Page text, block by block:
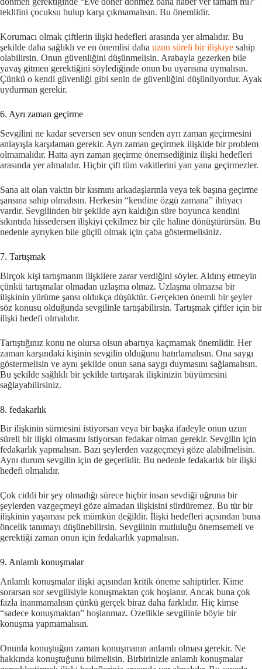
teklifini çocuksu bulup karşı çıkmamalısın. Bu önemlidir.
Korumacı olmak çiftlerin ilişki hedefleri arasında yer almalıdır. Bu
şekilde daha sağlıklı ve en önemlisi daha uzun süreli bir ilişkiye sahip
olabilirsin. Onun güvenliğini düşünmelisin. Arabayla gezerken bile
yavaş gitmen gerektiğini söylediğinde onun bu uyarısına uymalısın.
Çünkü o kendi güvenliği gibi senin de güvenliğini düşünüyordur. Ayak
uydurman gerekir.
6. Ayrı zaman geçirme
Sevgilini ne kadar seversen sev onun senden ayrı zaman geçirmesini
anlayışla karşılaman gerekir. Ayrı zaman geçirmek ilişkide bir problem
olmamalıdır. Hatta ayrı zaman geçirme önemsediğiniz ilişki hedefleri
arasında yer almalıdır. Hiçbir çift tüm vakitlerini yan yana geçirmezler.
Sana ait olan vaktin bir kısmını arkadaşlarınla veya tek başına geçirme
şansına sahip olmalısın. Herkesin “kendine özgü zamana” ihtiyacı
vardır. Sevgilinden bir şekilde ayrı kaldığın süre boyunca kendini
sıkıntıda hissedersen ilişkiyi çekilmez bir çile haline dönüştürürsün. Bu
nedenle ayrıyken bile güçlü olmak için çaba göstermelisiniz.
7. Tartışmak
Birçok kişi tartışmanın ilişkilere zarar verdiğini söyler. Aldırış etmeyin
çünkü tartışmalar olmadan uzlaşma olmaz. Uzlaşma olmazsa bir
ilişkinin yürüme şansı oldukça düşüktür. Gerçekten önemli bir şeyler
söz konusu olduğunda sevgilinle tartışabilirsin. Tartışmak çiftler için bir
ilişki hedefi olmalıdır.
Tartıştığınız konu ne olursa olsun abartıya kaçmamak önemlidir. Her
zaman karşındaki kişinin sevgilin olduğunu hatırlamalısın. Ona saygı
göstermelisin ve aynı şekilde onun sana saygı duymasını sağlamalısın.
Bu şekilde sağlıklı bir şekilde tartışarak ilişkinizin büyümesini
sağlayabilirsiniz.
8. fedakarlık
Bir ilişkinin sürmesini istiyorsan veya bir başka ifadeyle onun uzun
süreli bir ilişki olmasını istiyorsan fedakar olman gerekir. Sevgilin için
fedakarlık yapmalısın. Bazı şeylerden vazgeçmeyi göze alabilmelisin.
Aynı durum sevgilin için de geçerlidir. Bu nedenle fedakarlık bir ilişki
hedefi olmalıdır.
Çok ciddi bir şey olmadığı sürece hiçbir insan sevdiği uğruna bir
şeylerden vazgeçmeyi göze almadan ilişkisini sürdüremez. Bu tür bir
ilişkinin yaşaması pek mümkün değildir. İlişki hedefleri açısından buna
öncelik tanımayı düşünebilirsin. Sevgilinin mutluluğu önemsemeli ve
gerektiği zaman onun için fedakarlık yapmalısın.
9. Anlamlı konuşmalar
Anlamlı konuşmalar ilişki açısından kritik öneme sahiptirler. Kime
sorarsan sor sevgilisiyle konuşmaktan çok hoşlanır. Ancak buna çok
fazla inanmamalısın çünkü gerçek biraz daha farklıdır. Hiç kimse
“sadece konuşmaktan” hoşlanmaz. Özellikle sevgilinle böyle bir
konuşma yapmamalısın.
Onunla konuştuğun zaman konuşmanın anlamlı olması gerekir. Ne
hakkında konuştuğunu bilmelisin. Birbirinizle anlamlı konuşmalar